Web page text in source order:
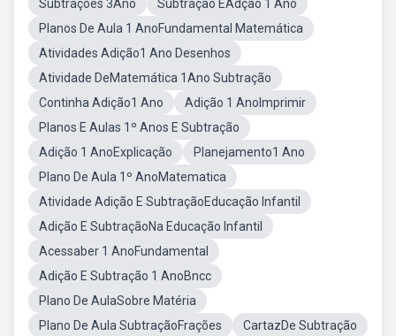
Subtrações 3Ano
Subtração EAdção 1 Ano
Planos De Aula 1 AnoFundamental Matemática
Atividades Adição1 Ano Desenhos
Atividade DeMatemática 1Ano Subtração
Continha Adição1 Ano
Adição 1 AnoImprimir
Planos E Aulas 1º Anos E Subtração
Adição 1 AnoExplicação
Planejamento1 Ano
Plano De Aula 1º AnoMatematica
Atividade Adição E SubtraçãoEducação Infantil
Adição E SubtraçãoNa Educação Infantil
Acessaber 1 AnoFundamental
Adição E Subtração 1 AnoBncc
Plano De AulaSobre Matéria
Plano De Aula SubtraçãoFrações
CartazDe Subtração